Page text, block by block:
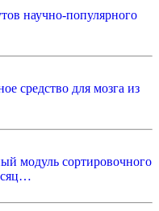
научно-популярного
средство для мозга из
модуль сортировочного